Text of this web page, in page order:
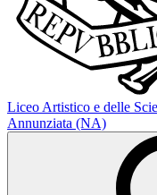
Liceo Artistico e delle
Annunziata (NA)